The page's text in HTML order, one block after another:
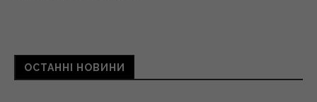
народження
19:54 четвер, 06 серпня 2026
ОСТАННІ НОВИНИ